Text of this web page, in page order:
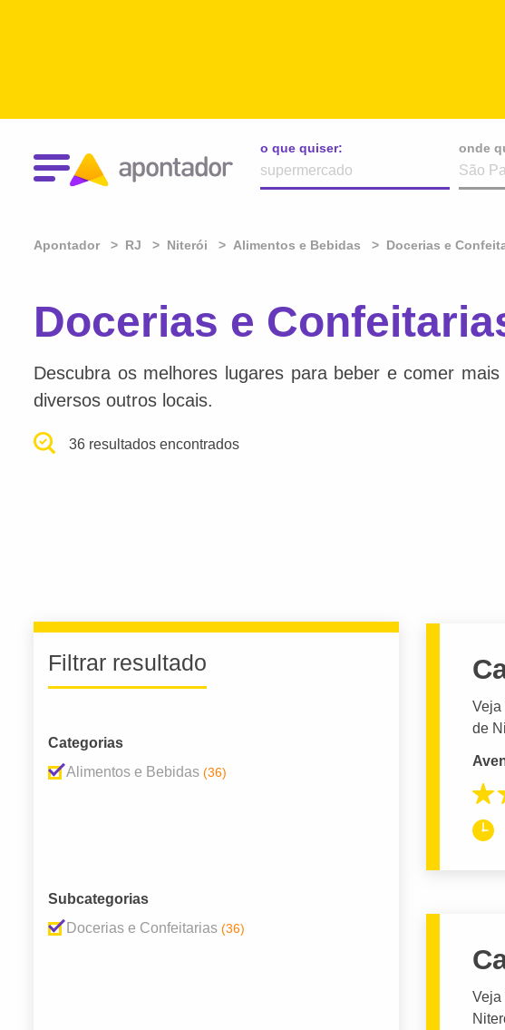
o que quiser:
onde
Apontador RJ Niterói Alimentos e Bebidas Docerias e
Docerias e
Descubra os melhores lugares para beber e comer
diversos outros locais.
36 resultados encontrados
Filtrar resultado
Categorias
Alimentos e Bebidas (36)
Subcategorias
Docerias e Confeitarias (36)
Veja
de
Veja